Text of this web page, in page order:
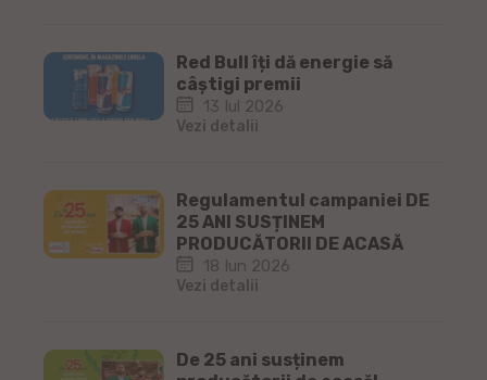
Red Bull îți dă energie să
câștigi premii
13 Iul 2026
Vezi detalii
Regulamentul campaniei DE
25 ANI SUSȚINEM
PRODUCĂTORII DE ACASĂ
18 Iun 2026
Vezi detalii
De 25 ani susținem